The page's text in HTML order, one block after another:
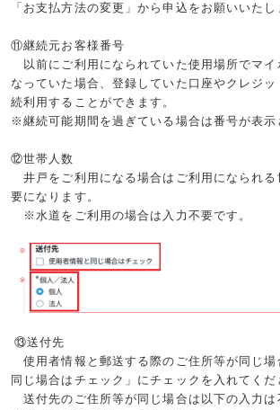
「お支払方法の変更」から申込をお願いいたし
⑪継続元お客様番号
以前にご利用になられていた使用場所でマイ
なっていた場合、 登録していた口座やクレジ
続利用することができます。
※継続可能期間を過ぎている場合は番号が表示
⑫世帯人数
井戸をご利用になる場合はご利用になられる
要になります。
※水道をご利用の場合は入力不要です。
⑬送付先
使用者情報と郵送する際のご住所等が同じ場
同じ場合はチェック」にチェックを入れてくだ
送付先のご住所等が同じ場合は以下の入力は